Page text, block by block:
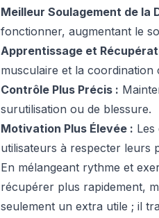
Meilleur Soulagement de la
fonctionner, augmentant le
Apprentissage et
musculaire et la
Contrôle Plus Précis :
surutilisation ou de blessure.
Motivation Plus Élevée :
utilisateurs à respecter leurs
En mélangeant rythme et
récupérer plus rapidement,
seulement un extra utile ; il